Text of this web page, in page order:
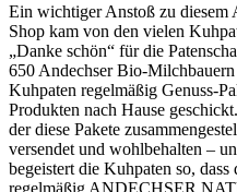
Ein wichtiger Anstoß zu
Shop kam von den vielen
„Danke schön“ für die
650 Andechser Bio-
Kuhpaten regelmäßig Genuss-
Produkten nach Hause
der diese Pakete
versendet und wohlbehalten –
begeistert die Kuhpaten so,
regelmäßig ANDECHSER